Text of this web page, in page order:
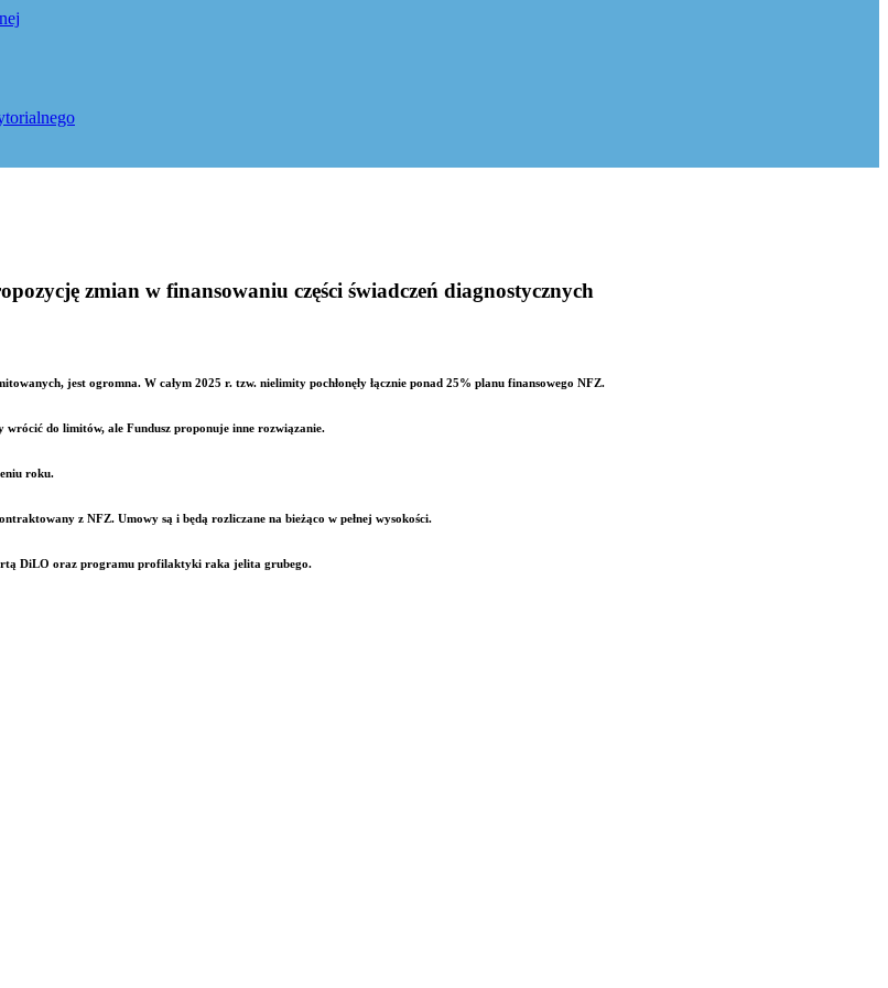
zmian w finansowaniu części świadczeń diagnostycznych
jest ogromna. W całym 2025 r. tzw. nielimity pochłonęły łącznie ponad 25% planu finansowego NFZ.
do limitów, ale Fundusz proponuje inne rozwiązanie.
roku.
z NFZ. Umowy są i będą rozliczane na bieżąco w pełnej wysokości.
DiLO oraz programu profilaktyki raka jelita grubego.